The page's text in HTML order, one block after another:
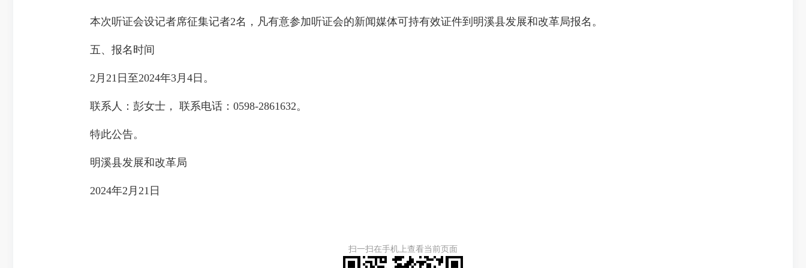
本次听证会设记者席征集记者2名，凡有意参加听证会的新闻媒体可持有效证件到明溪县发展和改革局报名。
五、报名时间
2月21日至2024年3月4日。
联系人：彭女士， 联系电话：0598-2861632。
特此公告。
明溪县发展和改革局
2024年2月21日
扫一扫在手机上查看当前页面